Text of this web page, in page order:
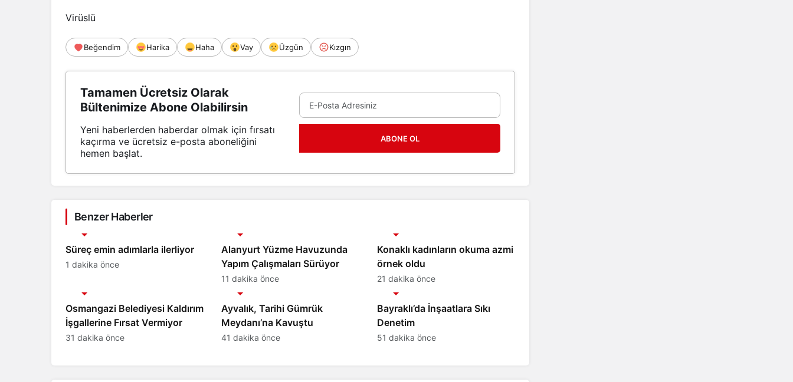
Virüslü
Beğendim Harika Haha Vay Üzgün Kızgın
Tamamen Ücretsiz Olarak
Bültenimize Abone Olabilirsin
Yeni haberlerden haberdar olmak için fırsatı
kaçırma ve ücretsiz e-posta aboneliğini
hemen başlat.
ABONE OL
Benzer Haberler
Süreç emin adımlarla ilerliyor
1 dakika önce
Alanyurt Yüzme Havuzunda
Yapım Çalışmaları Sürüyor
11 dakika önce
Konaklı kadınların okuma azmi
örnek oldu
21 dakika önce
Osmangazi Belediyesi Kaldırım
İşgallerine Fırsat Vermiyor
31 dakika önce
Ayvalık, Tarihi Gümrük
Meydanı’na Kavuştu
41 dakika önce
Bayraklı’da İnşaatlara Sıkı
Denetim
51 dakika önce